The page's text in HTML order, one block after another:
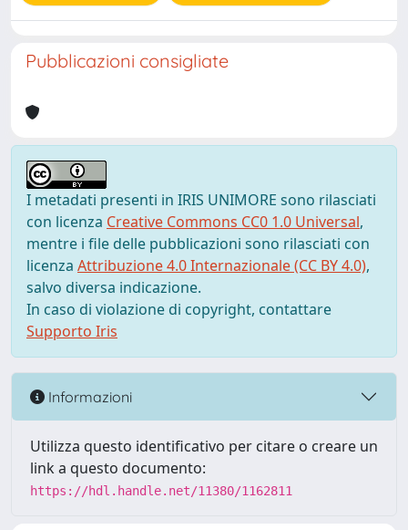
Pubblicazioni consigliate
I metadati presenti in IRIS UNIMORE sono rilasciati
con licenza Creative Commons CC0 1.0 Universal,
mentre i file delle pubblicazioni sono rilasciati con
licenza Attribuzione 4.0 Internazionale (CC BY 4.0),
salvo diversa indicazione.
In caso di violazione di copyright, contattare
Supporto Iris
Informazioni
Utilizza questo identificativo per citare o creare un
link a questo documento:
https://hdl.handle.net/11380/1162811